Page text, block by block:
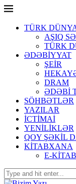
TÜRK
AŞIQ
TÜRK
ƏDƏBİYYAT
ŞEİR
DRAM
ƏDƏBİ
SÖHBƏTLƏR
YAZILAR
İCTİMAİ
YENİLİKLƏR
QOY ŞƏKİL
KİTABXANA
E-KİTAB